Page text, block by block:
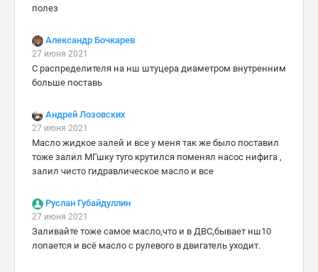
полез
Александр Бочкарев
27 июня 2021
С распределителя на нш штуцера диаметром внутренним
больше поставь
Андрей Лозовских
27 июня 2021
Масло жидкое залей и все у меня так же было поставил
тоже залил МГшку туго крутился поменял насос нифига ,
залил чисто гидравлическое масло и все
Руслан Губайдуллин
27 июня 2021
Заливайте тоже самое масло,что и в ДВС,бывает нш10
лопается и всё масло с рулевого в двигатель уходит.